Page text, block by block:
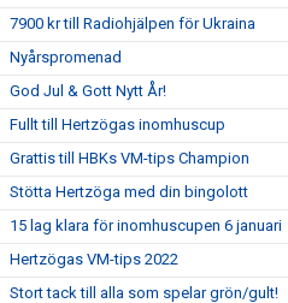
7900 kr till Radiohjälpen för Ukraina
Nyårspromenad
God Jul & Gott Nytt År!
Fullt till Hertzögas inomhuscup
Grattis till HBKs VM-tips Champion
Stötta Hertzöga med din bingolott
15 lag klara för inomhuscupen 6 januari
Hertzögas VM-tips 2022
Stort tack till alla som spelar grön/gult!